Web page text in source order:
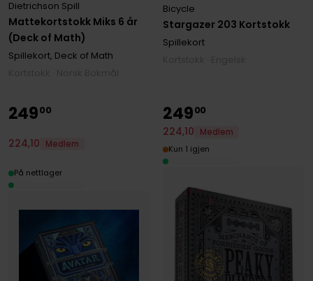
Mattekortstokk Miks 6 år
(Deck of Math)
Dietrichson Spill
Spillekort, Deck of Math
Stargazer 203 Kortstokk
Bicycle
Spillekort
24900
224,10 Medlem
På nettlager
24900
224,10
Medlem
Kun 1 igjen